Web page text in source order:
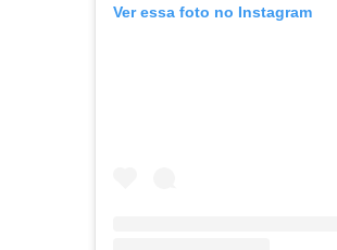
Ver essa foto no Instagram